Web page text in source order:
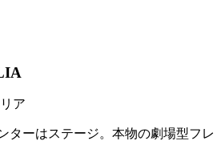
ア
ターはステージ。本物の劇場型フレ